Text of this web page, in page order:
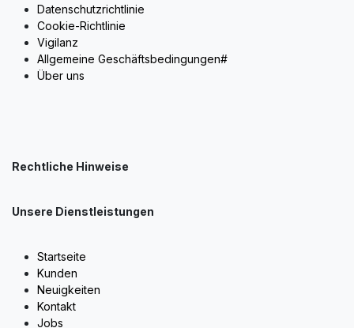
Datenschutzrichtlinie
Cookie-Richtlinie
Vigilanz
Allgemeine Geschäftsbedingungen#
Über uns
Rechtliche Hinweise
Unsere Dienstleistungen
Startseite
Kunden
Neuigkeiten
Kontakt
Jobs